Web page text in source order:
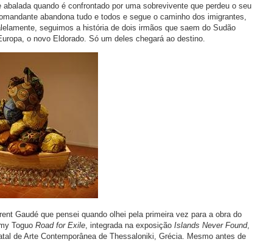
quando é confrontado por uma sobrevivente que perdeu o seu
abandona tudo e todos e segue o caminho dos imigrantes,
seguimos a história de dois irmãos que saem do Sudão
o novo Eldorado. Só um deles chegará ao destino.
Gaudé que pensei quando olhei pela primeira vez para a obra do
Toguo Road for Exile, integrada na exposição Islands Never Found,
de Arte Contemporânea de Thessaloniki, Grécia. Mesmo antes de